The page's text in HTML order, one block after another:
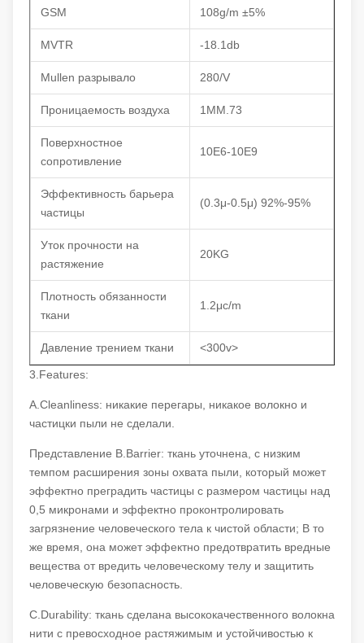
GSM 108g/m ±5%
MVTR -18.1db
Mullen разрывало 280/V
Проницаемость воздуха 1MM.73
Поверхностное
сопротивление
10E6-10E9
Эффективность барьера
частицы
(0.3μ-0.5μ) 92%-95%
Уток прочности на
растяжение
20KG
Плотность обязанности
ткани
1.2μc/m
Давление трением ткани <300v>
3.Features:
A.Cleanliness: никакие перегары, никакое волокно и
частицки пыли не сделали.
Представление B.Barrier: ткань уточнена, с низким
темпом расширения зоны охвата пыли, который может
эффектно преградить частицы с размером частицы над
0,5 микронами и эффектно проконтролировать
загрязнение человеческого тела к чистой области; В то
же время, она может эффектно предотвратить вредные
вещества от вредить человеческому телу и защитить
человеческую безопасность.
C.Durability: ткань сделана высококачественного волокна
нити с превосходное растяжимым и устойчивостью к